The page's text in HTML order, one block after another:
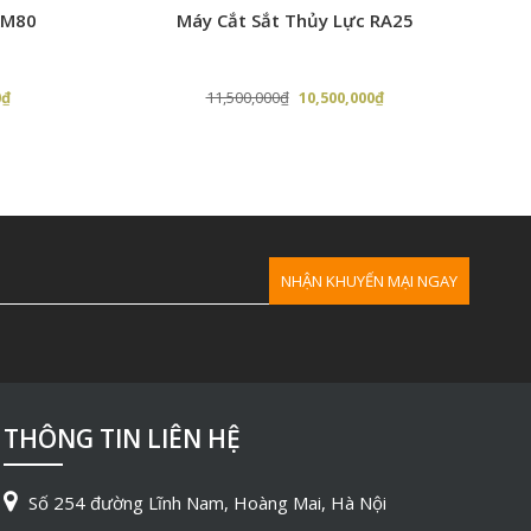
dụng
₫Giá
Máy Cắt Sắt Thủy Lực RA25
11,500,000₫ Giá
10,500,000₫Giá
THÔNG TIN LIÊN HỆ
Số 254 đường Lĩnh Nam, Hoàng Mai, Hà Nội